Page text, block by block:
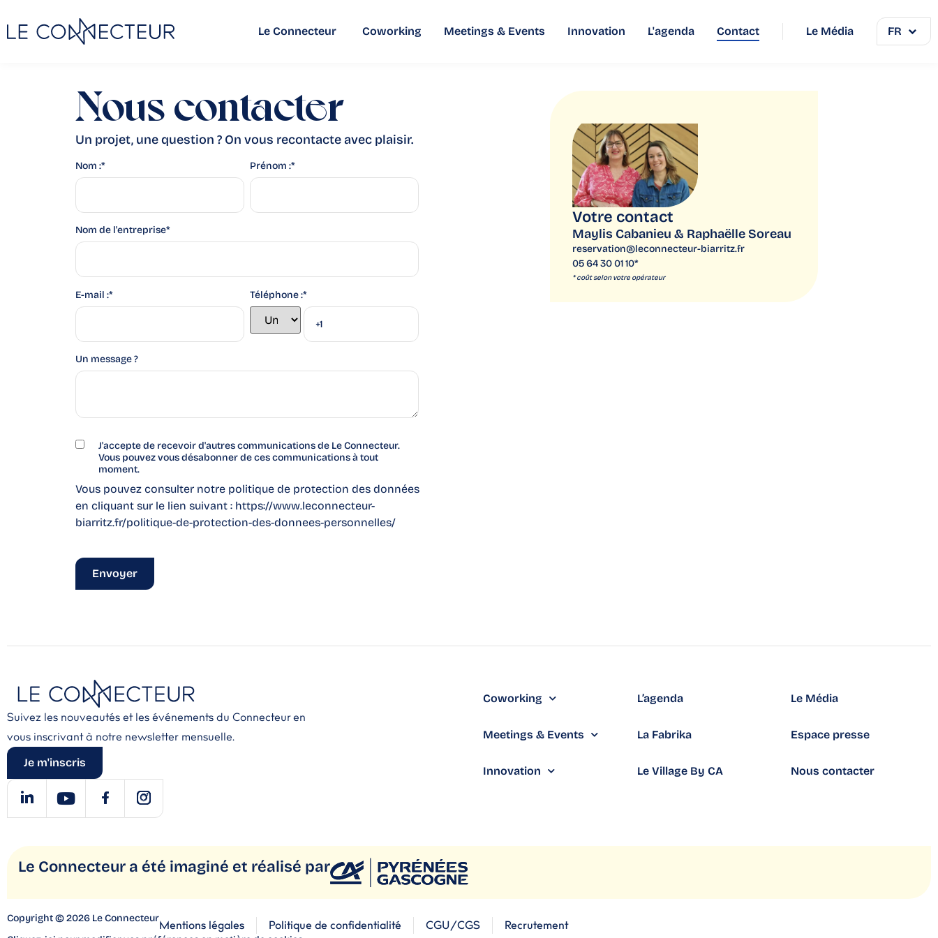
Le Connecteur Coworking Meetings & Events Innovation L'agenda Contact Le Média FR
Nous contacter
Un projet, une question ? On vous recontacte avec plaisir.
Nom :* Prénom :*
Nom de l'entreprise*
E-mail :* Téléphone :*
Un message ?
J'accepte de recevoir d'autres communications de Le Connecteur.
Vous pouvez vous désabonner de ces communications à tout
moment.
Vous pouvez consulter notre politique de protection des données
en cliquant sur le lien suivant : https://www.leconnecteur-
biarritz.fr/politique-de-protection-des-donnees-personnelles/
Votre contact
Maylis Cabanieu & Raphaëlle Soreau
reservation@leconnecteur-biarritz.fr
05 64 30 01 10*
* coût selon votre opérateur
Suivez les nouveautés et les événements du Connecteur en
vous inscrivant à notre newsletter mensuelle.
Je m'inscris
Coworking
Meetings & Events
Innovation
L’agenda
La Fabrika
Le Village By CA
Le Média
Espace presse
Nous contacter
Le Connecteur a été imaginé et réalisé par
Copyright © 2026 Le ConnecteurMentions légales Politique de confidentialité CGU/CGS Recrutement